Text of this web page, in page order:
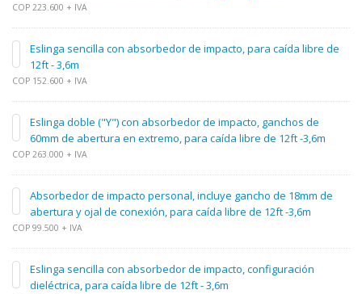
COP 223.600 + IVA
Eslinga sencilla con absorbedor de impacto, para caída libre de
12ft - 3,6m
COP 152.600 + IVA
Eslinga doble ("Y") con absorbedor de impacto, ganchos de
60mm de abertura en extremo, para caída libre de 12ft -3,6m
COP 263.000 + IVA
Absorbedor de impacto personal, incluye gancho de 18mm de
abertura y ojal de conexión, para caída libre de 12ft -3,6m
COP 99.500 + IVA
Eslinga sencilla con absorbedor de impacto, configuración
dieléctrica, para caída libre de 12ft - 3,6m